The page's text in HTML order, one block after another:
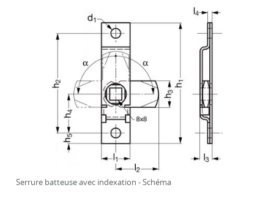
Serrure batteuse avec indexation - Schéma